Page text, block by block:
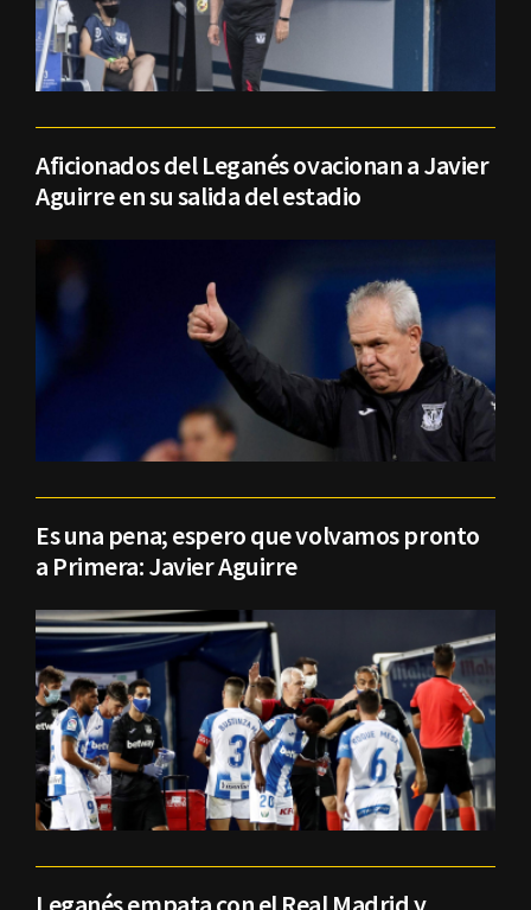
Aficionados del Leganés ovacionan a Javier
Aguirre en su salida del estadio
Es una pena; espero que volvamos pronto
a Primera: Javier Aguirre